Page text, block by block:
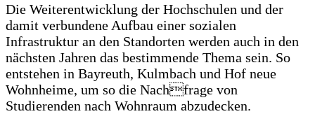
Die Weiterentwicklung der Hochschulen und der
damit verbundene Aufbau einer sozialen
Infrastruktur an den Standorten werden auch in den
nächsten Jahren das bestimmende Thema sein. So
entstehen in Bayreuth, Kulmbach und Hof neue
Wohnheime, um so die Nachfrage von
Studierenden nach Wohnraum abzudecken.